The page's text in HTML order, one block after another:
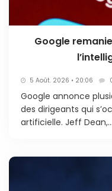
Google
5 Août. 2026 • 20:06
Google annonce
des dirigeants qui
artificielle. Jeff Dean,...